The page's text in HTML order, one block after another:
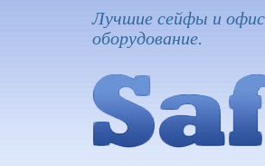
Лучшие сейфы и
оборудование.